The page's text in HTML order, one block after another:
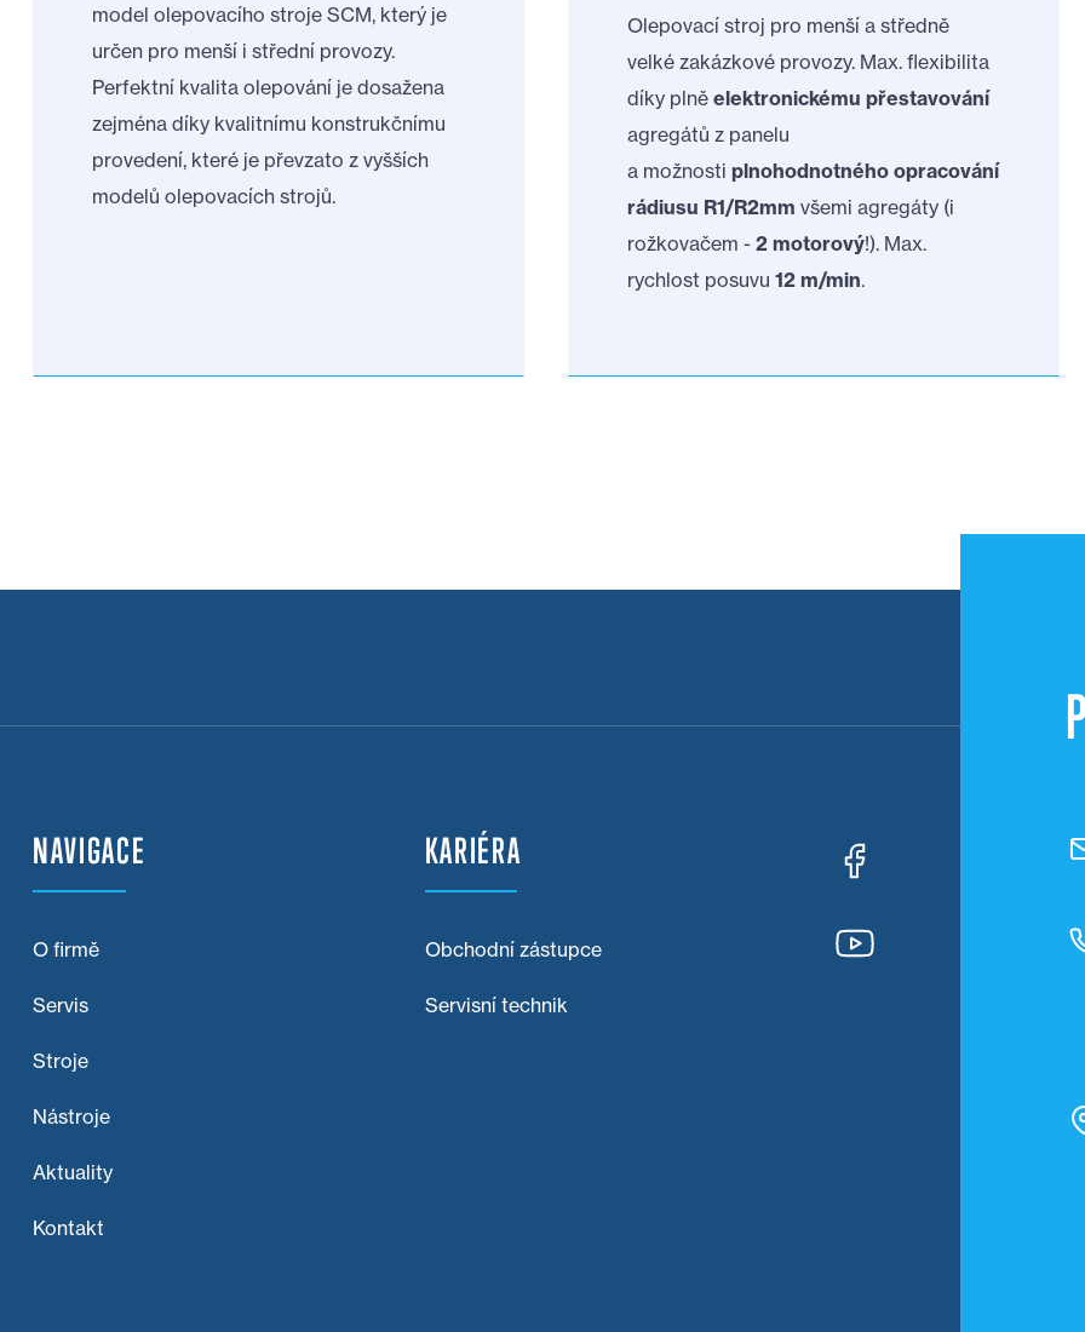
model olepovacího stroje SCM, který je
určen pro menší i střední provozy.
Perfektní kvalita olepování je dosažena
zejména díky kvalitnímu konstrukčnímu
provedení, které je převzato z vyšších
modelů olepovacích strojů.
Olepovací stroj pro menší a středně
velké zakázkové provozy. Max. flexibilita
díky plně elektronickému přestavování
agregátů z panelu
a možnosti plnohodnotného opracování
rádiusu R1/R2mm všemi agregáty (i
rožkovačem - 2 motorový!). Max.
rychlost posuvu 12 m/min.
NAVIGACE
O firmě
Servis
Stroje
Nástroje
Aktuality
Kontakt
KARIÉRA
Obchodní zástupce
Servisní technik